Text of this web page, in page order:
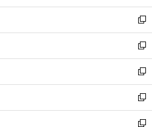
開
く
ウ
で
開
く
ン
ド
ウ
で
開
く
ウ
ィ
ン
ド
ウ
で
開
く
新
し
い
ウ
ィ
ン
ド
ウ
で
新
し
い
ウ
ィ
ン
ド
新
し
い
ウ
ィ
新
し